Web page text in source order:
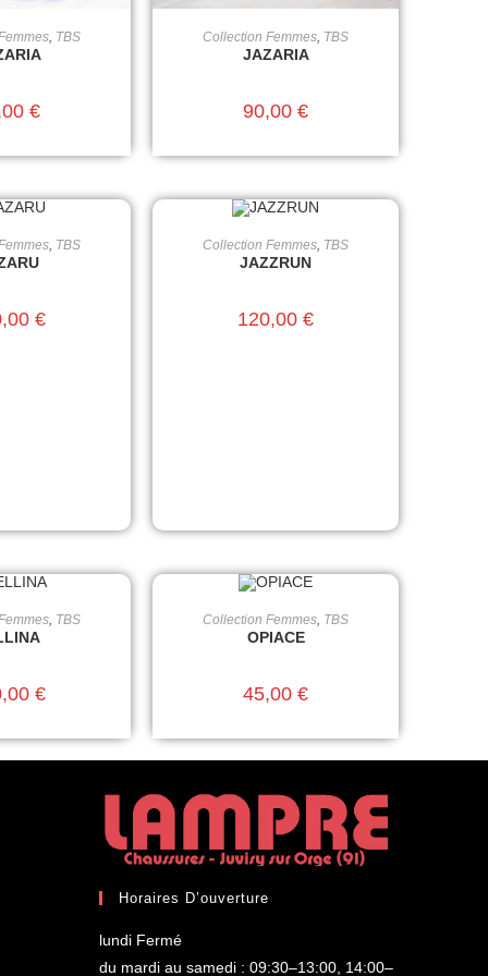
OPTIONS
TBS
€
CHOIX DES OPTIONS
Collection Femmes TBS
JAZARIA
90,00 €
OPTIONS
TBS
€
CHOIX DES OPTIONS
Collection Femmes TBS
JAZZRUN
120,00 €
OPTIONS
, TBS
€
CHOIX DES OPTIONS
Collection Femmes, TBS
OPIACE
45,00 €
Horaires D’ouverture
lundi Fermé
du mardi au samedi : 09:30–13:00, 14:00–